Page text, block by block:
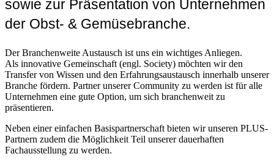
sowie zur Präsentation von Unternehmen
der Obst- & Gemüsebranche.
Der Branchenweite Austausch ist uns ein wichtiges Anliegen.
Als innovative Gemeinschaft (engl. Society) möchten wir den
Transfer von Wissen und den Erfahrungsaustausch innerhalb unserer
Branche fördern. Partner unserer Community zu werden ist für alle
Unternehmen eine gute Option, um sich branchenweit zu
präsentieren.
Neben einer einfachen Basispartnerschaft bieten wir unseren PLUS-
Partnern zudem die Möglichkeit Teil unserer dauerhaften
Fachausstellung zu werden.